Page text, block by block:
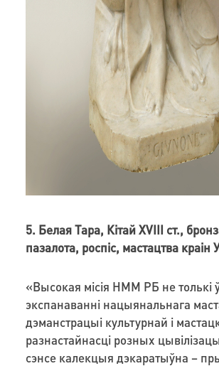
5. Белая Тара, Кітай XVIII ст.,
пазалота, роспіс, мастацтва краін
«Высокая місія НММ РБ не толькі ў
экспанаванні нацыянальнага
дэманстрацыі культурнай і
разнастайнасці розных
сэнсе калекцыя дэкаратыўна –